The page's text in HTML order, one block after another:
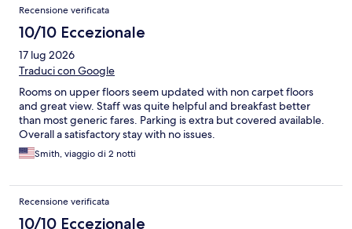
Recensione verificata
10/10 Eccezionale
17 lug 2026
Traduci con Google
Rooms on upper floors seem updated with non carpet floors
and great view. Staff was quite helpful and breakfast better
than most generic fares. Parking is extra but covered available.
Overall a satisfactory stay with no issues.
Smith, viaggio di 2 notti
Recensione verificata
10/10 Eccezionale